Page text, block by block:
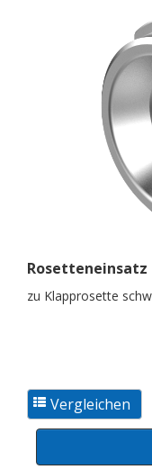
Rosetteneinsatz
zu Klapprosette